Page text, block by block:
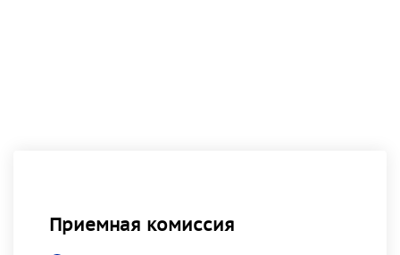
Приемная комиссия